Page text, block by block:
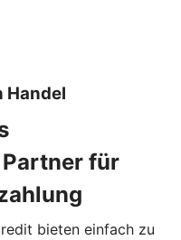
Handel
für
bieten einfach zu